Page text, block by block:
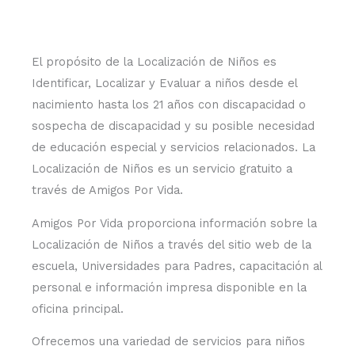
El propósito de la Localización de Niños es
Identificar, Localizar y Evaluar a niños desde el
nacimiento hasta los 21 años con discapacidad o
sospecha de discapacidad y su posible necesidad
de educación especial y servicios relacionados. La
Localización de Niños es un servicio gratuito a
través de Amigos Por Vida.
Amigos Por Vida proporciona información sobre la
Localización de Niños a través del sitio web de la
escuela, Universidades para Padres, capacitación al
personal e información impresa disponible en la
oficina principal.
Ofrecemos una variedad de servicios para niños